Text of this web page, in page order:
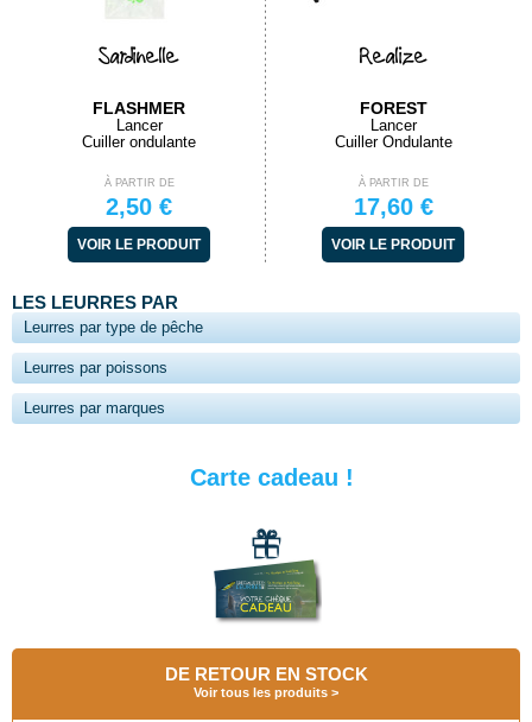
Sardinelle
FLASHMER
Lancer
Cuiller ondulante
À PARTIR DE
2,50 €
VOIR LE PRODUIT
Realize
FOREST
Lancer
Cuiller Ondulante
À PARTIR DE
17,60 €
VOIR LE PRODUIT
LES LEURRES PAR
Leurres par type de pêche
Leurres par poissons
Leurres par marques
Carte cadeau !
DE RETOUR EN STOCK
Voir tous les produits